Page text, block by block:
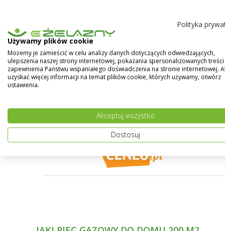
PROMOCJA opakowań 2,5L - CENA
Pokaż więcej
Polityka
Używamy plików cookie
Możemy je zamieścić w celu analizy danych dotyczących odwiedzających,
ulepszenia naszej strony internetowej, pokazania spersonalizowanych treści
zapewnienia Państwu wspaniałego doświadczenia na stronie internetowej.
uzyskać więcej informacji na temat plików cookie, których używamy, otwórz
ustawienia.
Akceptuj wszystko
Dostosuj